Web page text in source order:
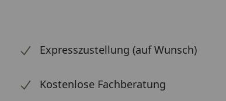
Expresszustellung (auf Wunsch)
Kostenlose Fachberatung